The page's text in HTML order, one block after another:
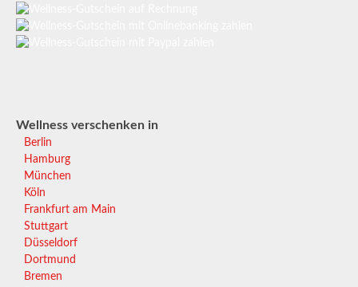
Wellness verschenken in
Berlin
Hamburg
München
Köln
Frankfurt am Main
Stuttgart
Düsseldorf
Dortmund
Bremen